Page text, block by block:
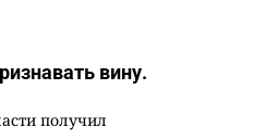
вину.
получил